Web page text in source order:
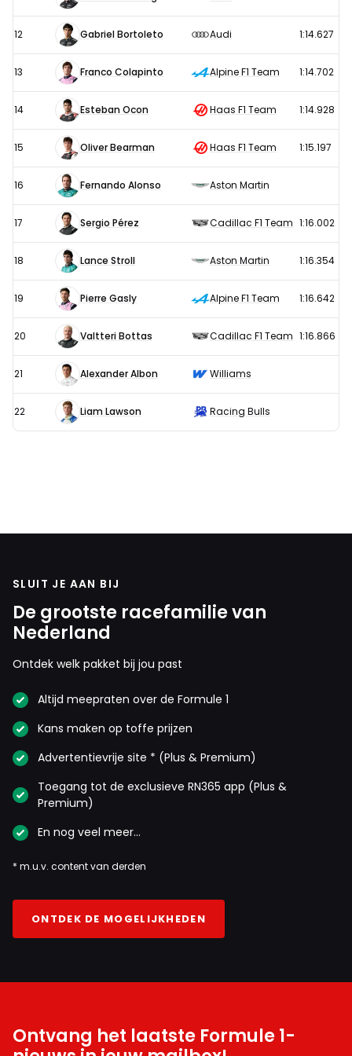
12 Gabriel Bortoleto Audi 1:14.627
13 Franco Colapinto Alpine F1 Team 1:14.702
14 Esteban Ocon Haas F1 Team 1:14.928
15 Oliver Bearman Haas F1 Team 1:15.197
16 Fernando Alonso Aston Martin
17 Sergio Pérez Cadillac F1 Team 1:16.002
18 Lance Stroll Aston Martin 1:16.354
19 Pierre Gasly Alpine F1 Team 1:16.642
20 Valtteri Bottas Cadillac F1 Team 1:16.866
21 Alexander Albon Williams
22 Liam Lawson Racing Bulls
SLUIT JE AAN BIJ
De grootste racefamilie van
Nederland
Ontdek welk pakket bij jou past
Altijd meepraten over de Formule 1
Kans maken op toffe prijzen
Advertentievrije site * (Plus & Premium)
Toegang tot de exclusieve RN365 app (Plus &
Premium)
En nog veel meer…
* m.u.v. content van derden
ONTDEK DE MOGELIJKHEDEN
Ontvang het laatste Formule 1-